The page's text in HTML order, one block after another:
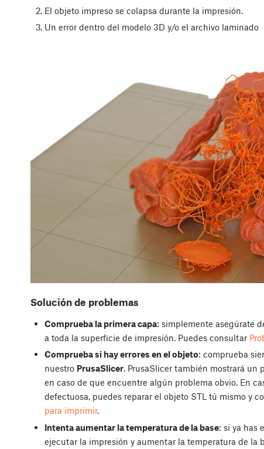
El objeto impreso se colapsa durante la impresión.
Un error dentro del modelo 3D y/o el archivo laminado
Solución de problemas
Comprueba la primera capa: simplemente asegúrate
a toda la superficie de impresión. Puedes consultar
Comprueba si hay errores en el objeto: comprueba
nuestro PrusaSlicer. PrusaSlicer también mostrará un
en caso de que encuentre algún problema obvio. En
defectuosa, puedes reparar el objeto STL tú mismo y
para imprimir.
Intenta aumentar la temperatura de la base: si ya has
ejecutar la impresión y aumentar la temperatura de la